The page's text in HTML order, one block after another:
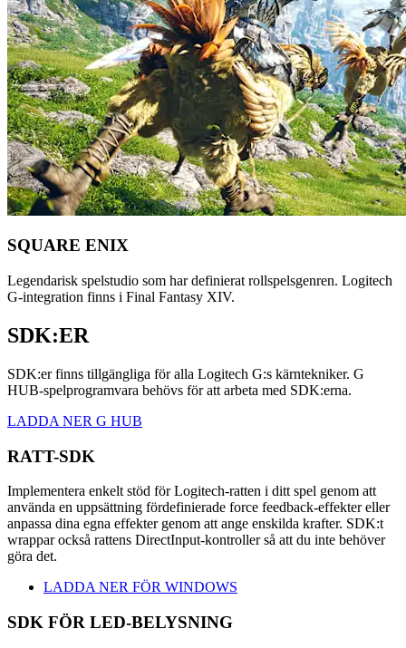
SQUARE ENIX
Legendarisk spelstudio som har definierat rollspelsgenren. Logitech
G-integration finns i Final Fantasy XIV.
SDK:ER
SDK:er finns tillgängliga för alla Logitech G:s kärntekniker. G
HUB-spelprogramvara behövs för att arbeta med SDK:erna.
LADDA NER G HUB
RATT-SDK
Implementera enkelt stöd för Logitech-ratten i ditt spel genom att
använda en uppsättning fördefinierade force feedback-effekter eller
anpassa dina egna effekter genom att ange enskilda krafter. SDK:t
wrappar också rattens DirectInput-kontroller så att du inte behöver
göra det.
LADDA NER FÖR WINDOWS
SDK FÖR LED-BELYSNING